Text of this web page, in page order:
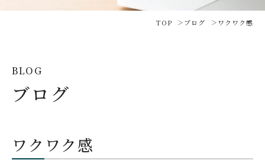
TOP ブログ ワクワク感
BLOG
ブログ
ワクワク感